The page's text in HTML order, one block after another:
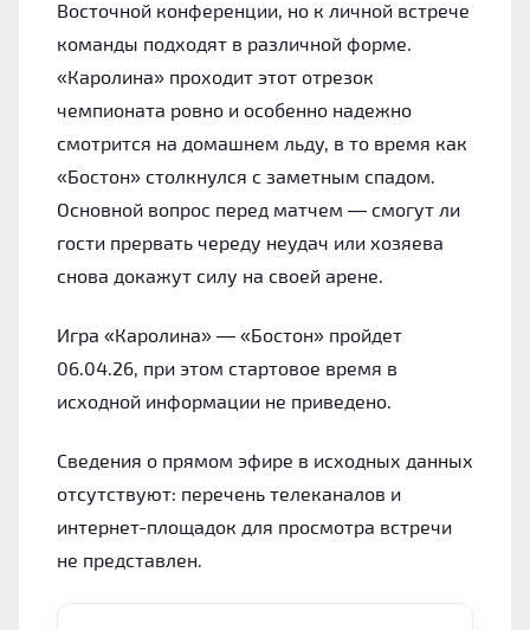
Восточной конференции, но к личной встрече
команды подходят в различной форме.
«Каролина» проходит этот отрезок
чемпионата ровно и особенно надежно
смотрится на домашнем льду, в то время как
«Бостон» столкнулся с заметным спадом.
Основной вопрос перед матчем — смогут ли
гости прервать череду неудач или хозяева
снова докажут силу на своей арене.
Игра «Каролина» — «Бостон» пройдет
06.04.26, при этом стартовое время в
исходной информации не приведено.
Сведения о прямом эфире в исходных данных
отсутствуют: перечень телеканалов и
интернет-площадок для просмотра встречи
не представлен.